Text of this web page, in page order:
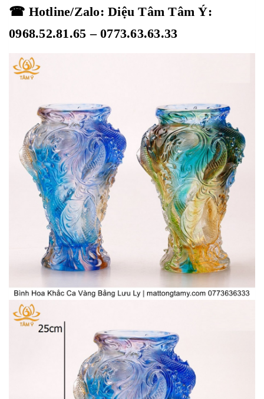
☎ Hotline/Zalo: Diệu Tâm Tâm Ý:
0968.52.81.65 – 0773.63.63.33